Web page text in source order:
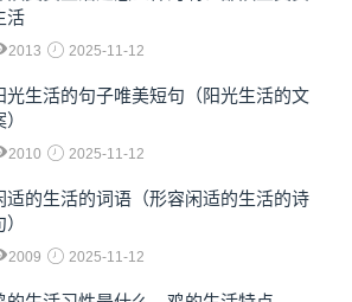
活
2013 2025-11-12
光生活的句子唯美短句（阳光生活的文
2010 2025-11-12
适的生活的词语（形容闲适的生活的诗
2009 2025-11-12